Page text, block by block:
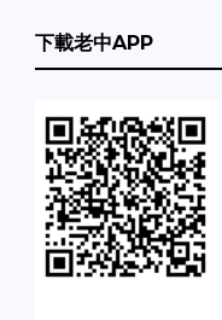
下載老中APP